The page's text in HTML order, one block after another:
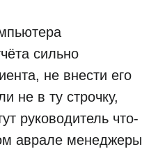
сильно
не внести его
не в ту строчку,
руководитель что-
аврале менеджеры